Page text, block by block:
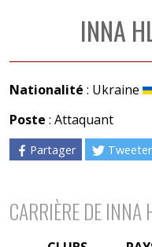
INNA
Nationalité : Ukraine
Poste : Attaquant
Partager Tweeter
CARRIÈRE DE INNA